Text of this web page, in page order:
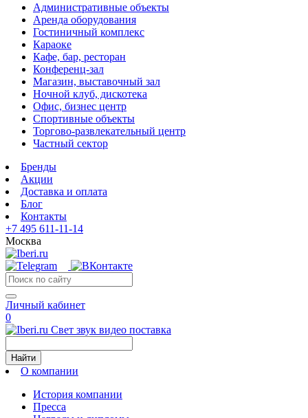
Административные объекты
Аренда оборудования
Гостиничный комплекс
Караоке
Кафе, бар, ресторан
Конференц-зал
Магазин, выставочный зал
Ночной клуб, дискотека
Офис, бизнес центр
Спортивные объекты
Торгово-развлекательный центр
Частный сектор
Бренды
Акции
Доставка и оплата
Блог
Контакты
+7 495 611-11-14
Москва
Личный кабинет
0
Свет звук видео поставка
Найти
О компании
История компании
Пресса